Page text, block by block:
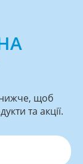
нижче, щоб
та акції.